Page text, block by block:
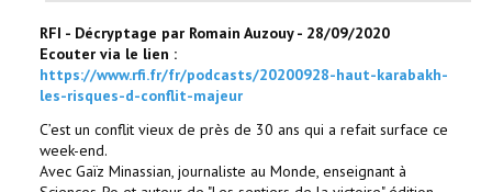
RFI - Décryptage par Romain Auzouy - 28/09/2020
Ecouter via le lien :
https://www.rfi.fr/fr/podcasts/20200928-haut-karabakh-
les-risques-d-conflit-majeur
C’est un conflit vieux de près de 30 ans qui a refait surface ce
week-end.
Avec Gaïz Minassian, journaliste au Monde, enseignant à